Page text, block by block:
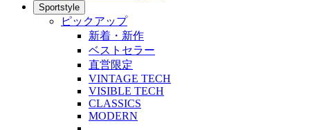
Sportstyle
ピックアップ
新着・新作
ベストセラー
直営限定
VINTAGE TECH
VISIBLE TECH
CLASSICS
MODERN